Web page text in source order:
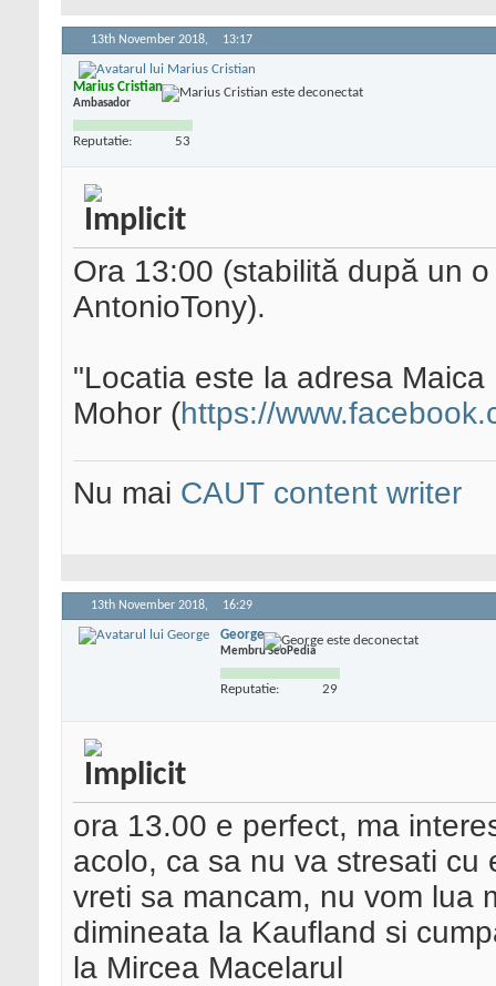
13th November 2018, 13:17
Marius Cristian
Ambasador
Reputatie: 53
Ora 13:00 (stabilită după un
AntonioTony).
"Locatia este la adresa
Mohor (https://
Nu mai CAUT content writer
13th November 2018, 16:29
George
Membru SeoPedia
Reputatie: 29
ora 13.00 e perfect, ma
acolo, ca sa nu va stresati cu
vreti sa mancam, nu vom lua
dimineata la Kaufland si
la Mircea Macelarul